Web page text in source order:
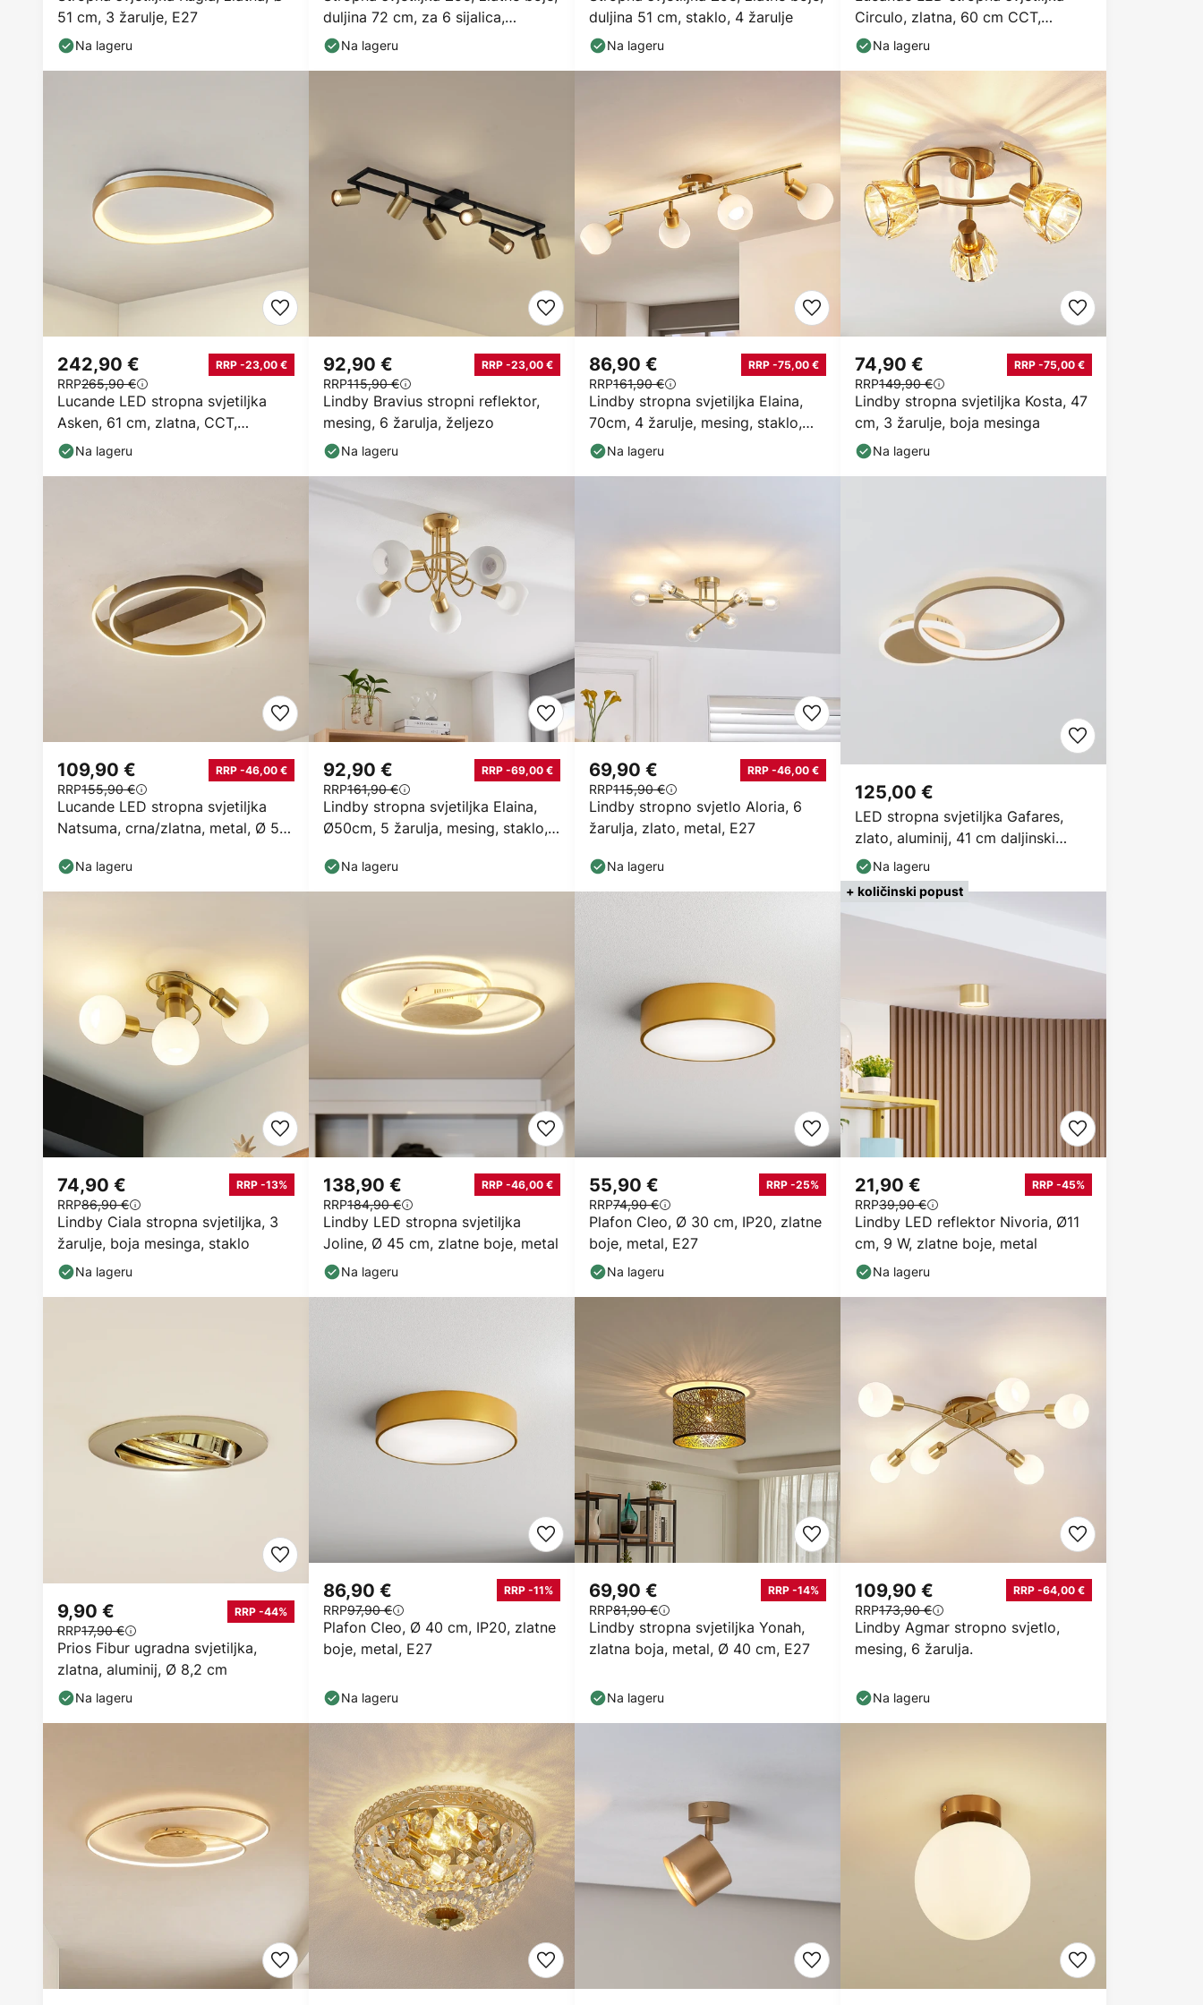
51 cm, 3 žarulje, E27
Na lageru
duljina 72 cm, za 6 sijalica,
staklena
Na lageru
duljina 51 cm, staklo, 4 žarulje
Na lageru
Circulo, zlatna, 60 cm CCT,
prigušljiva
Na lageru
Lucande LED stropna svjetiljka
Asken, 61 cm, zlatna, CCT,
prigušljiva
242,90 € RRP -23,00 €
RRP265,90 €
Na lageru
Lindby Bravius stropni reflektor,
mesing, 6 žarulja, željezo
92,90 € RRP -23,00 €
RRP115,90 €
Na lageru
Lindby stropna svjetiljka Elaina,
70cm, 4 žarulje, mesing, staklo,
E14
86,90 € RRP -75,00 €
RRP161,90 €
Na lageru
Lindby stropna svjetiljka Kosta, 47
cm, 3 žarulje, boja mesinga
74,90 € RRP -75,00 €
RRP149,90 €
Na lageru
Lucande LED stropna svjetiljka
Natsuma, crna/zlatna, metal, Ø 50
109,90 € RRP -46,00 €
RRP155,90 €
Na lageru
Lindby stropna svjetiljka Elaina,
Ø50cm, 5 žarulja, mesing, staklo,
92,90 € RRP -69,00 €
RRP161,90 €
Na lageru
Lindby stropno svjetlo Aloria, 6
žarulja, zlato, metal, E27
69,90 € RRP -46,00 €
RRP115,90 €
Na lageru
LED stropna svjetiljka Gafares,
zlato, aluminij, 41 cm daljinski
upravljač CCT
125,00 €
Na lageru
Lindby Ciala stropna svjetiljka, 3
žarulje, boja mesinga, staklo
74,90 € RRP -13%
RRP86,90 €
Na lageru
Lindby LED stropna svjetiljka
Joline, Ø 45 cm, zlatne boje, metal
138,90 € RRP -46,00 €
RRP184,90 €
Na lageru
Plafon Cleo, Ø 30 cm, IP20, zlatne
boje, metal, E27
55,90 € RRP -25%
RRP74,90 €
Na lageru
+ količinski popust
Lindby LED reflektor Nivoria, Ø11
cm, 9 W, zlatne boje, metal
21,90 € RRP -45%
RRP39,90 €
Na lageru
Prios Fibur ugradna svjetiljka,
zlatna, aluminij, Ø 8,2 cm
9,90 € RRP -44%
RRP17,90 €
Na lageru
Plafon Cleo, Ø 40 cm, IP20, zlatne
boje, metal, E27
86,90 € RRP -11%
RRP97,90 €
Na lageru
Lindby stropna svjetiljka Yonah,
zlatna boja, metal, Ø 40 cm, E27
69,90 € RRP -14%
RRP81,90 €
Na lageru
Lindby Agmar stropno svjetlo,
mesing, 6 žarulja.
109,90 € RRP -64,00 €
RRP173,90 €
Na lageru